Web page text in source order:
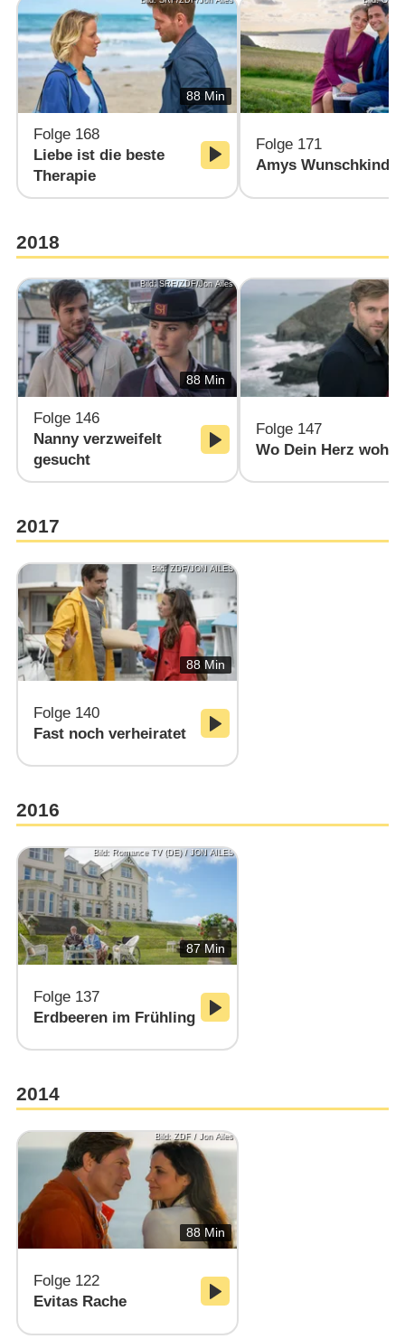
88 Min
Folge 168
Liebe ist die beste
Therapie
Folge 171
Amys Wunschkind
2018
Bild: SRF/ZDF/Jon Ailes
88 Min
Folge 146
Nanny verzweifelt
gesucht
Folge 147
Wo Dein Herz wohnt
2017
Bild: ZDF/JON AILES
88 Min
Folge 140
Fast noch verheiratet
2016
Bild: Romance TV (DE) / JON AILES
87 Min
Folge 137
Erdbeeren im Frühling
2014
Bild: ZDF / Jon Ailes
88 Min
Folge 122
Evitas Rache